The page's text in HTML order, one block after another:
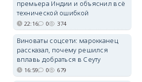
премьера Индии и объяснил всё
технической ошибкой
22:16 0 374
Виноваты соцсети: марокканец
рассказал, почему решился
вплавь добраться в Сеуту
16:59 0 679